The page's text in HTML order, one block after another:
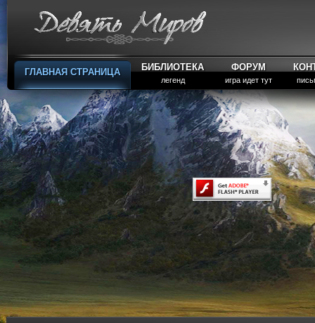
ГЛАВНАЯ СТРАНИЦА БИБЛИОТЕКА
легенд
ФОРУМ
игра идет тут